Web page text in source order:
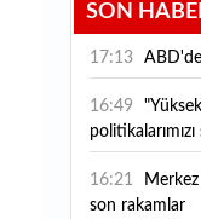
SON
17:13
16:49
"Yüksek katma değerli üretimi destekleyen
16:21
son rakamlar